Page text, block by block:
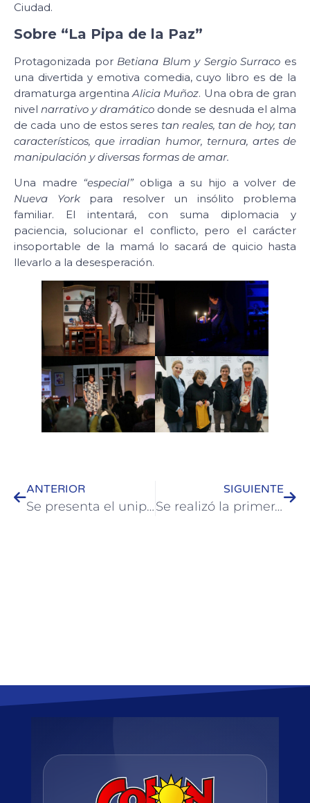
Ciudad.
Sobre “La Pipa de la Paz”
Protagonizada por Betiana Blum y Sergio Surraco es
una divertida y emotiva comedia, cuyo libro es de la
dramaturga argentinaAlicia Muñoz. Una obra de gran
nivel narrativo y dramático donde se desnuda el alma
de cada uno de estos seres tan reales, tan de hoy, tan
característicos, que irradian humor, ternura, artes de
manipulación y diversas formas de amar.
Una madre “especial”obliga a su hijo a volver de
Nueva Yorkpara resolver un insólito problema
familiar. El intentará, con suma diplomacia y
paciencia, solucionar el conflicto, pero el carácter
insoportable de la mamá lo sacará de quicio hasta
llevarlo a la desesperación.
ANTERIOR
Se presenta el unipersonal “Las Mujeres de Arístides” en Colón
SIGUIENTE
Se realizó la primera sesión del Concejo Deliberante Estudiantil de Colón